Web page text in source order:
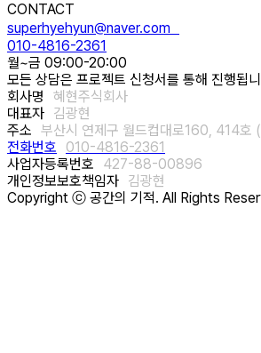
CONTACT
superhyehyun@naver.com
010-4816-2361
월~금 09:00-20:00
모든 상담은 프로젝트 신청서를 통해 진행됩
회사명
혜현주식회사
대표자 김광현
주소 부산시 연제구 월드컵대로160, 414호
전화번호
010-4816-2361
사업자등록번호
427-88-00896
개인정보보호책임자 김광현
Copyright ⓒ 공간의 기적. All Rights